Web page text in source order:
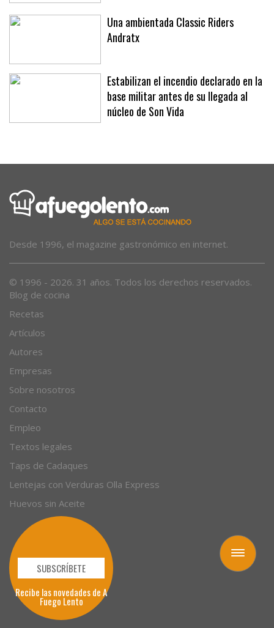
Toggle
navigation
Una ambientada Classic Riders
Andratx
Estabilizan el incendio declarado en la
base militar antes de su llegada al
núcleo de Son Vida
Desde 1996, el magazine gastronómico en internet.
© 1996 - 2026. 31 años. Todos los derechos reservados.
Blog de cocina
Recetas
Artículos
Autores
Empresas
Sobre nosotros
Contacto
Empleo
Textos legales
Taps de Cadaques
Lentejas con Verduras Olla Express
Huevos sin Aceite
SUBSCRÍBETE
Recibe las novedades de A
Fuego Lento